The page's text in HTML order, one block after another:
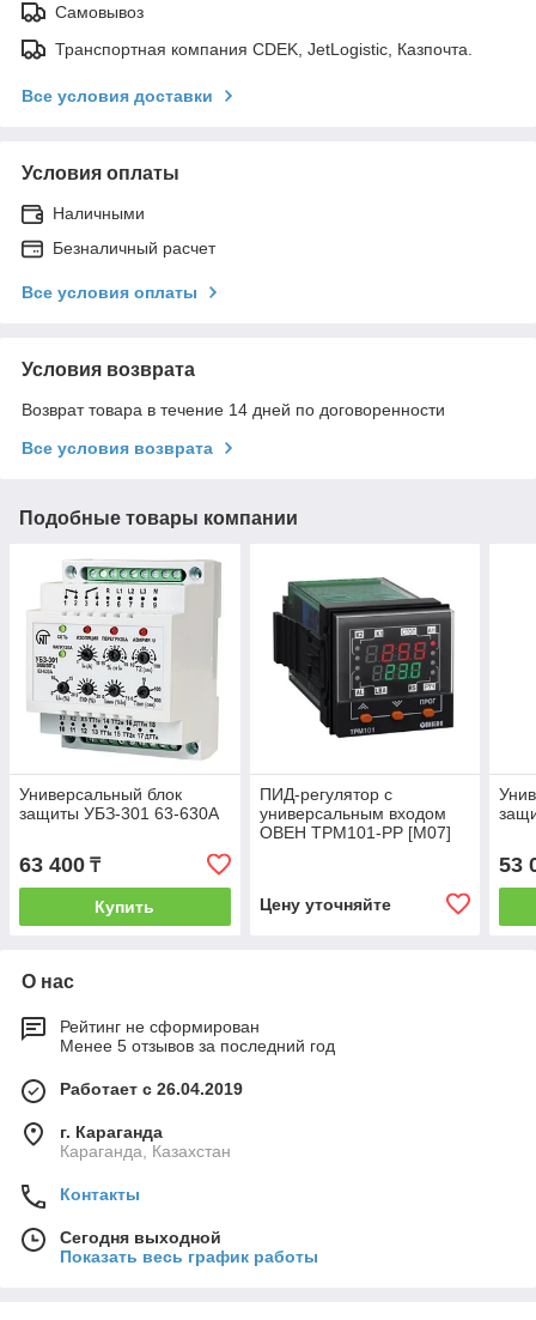
Самовывоз
Транспортная компания CDEK, JetLogistic, Казпочта.
Все условия доставки
Условия оплаты
Наличными
Безналичный расчет
Все условия оплаты
Условия возврата
Возврат товара в течение 14 дней по договоренности
Все условия возврата
Подобные товары компании
Универсальный блок
защиты УБЗ-301 63-630А
63 400 ₸
Купить
ПИД-регулятор с
универсальным входом
ОВЕН ТРМ101-РР [М07]
Цену уточняйте
53
О нас
Рейтинг не сформирован
Менее 5 отзывов за последний год
Работает с 26.04.2019
г. Караганда
Караганда, Казахстан
Контакты
Сегодня выходной
Показать весь график работы